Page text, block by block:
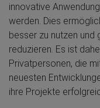
innovative
werden. Dies
besser zu nutzen und
reduzieren. Es ist
Privatpersonen, die
neuesten
ihre Projekte